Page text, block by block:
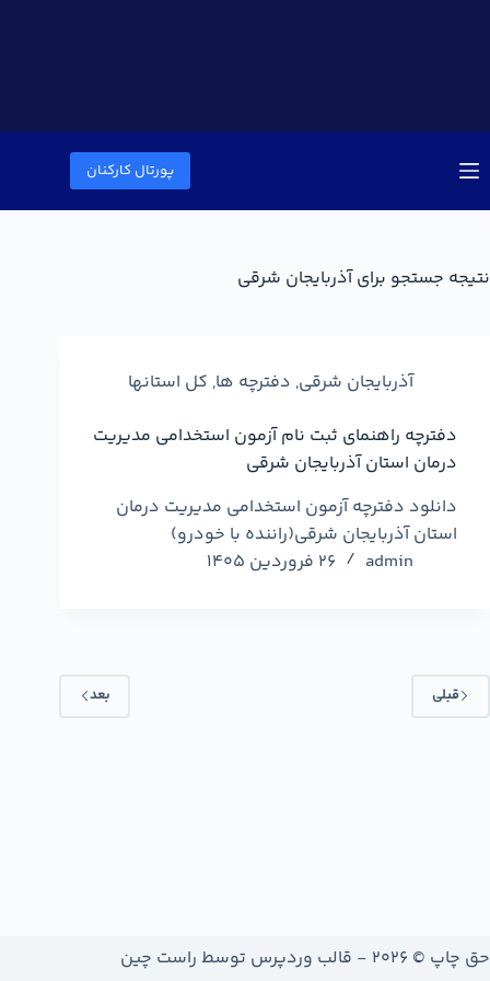
پورتال کارکنان
نتیجه جستجو برای آذربایجان شرقی
آذربایجان شرقی, دفترچه ها, کل استانها
دفترچه راهنمای ثبت نام آزمون استخدامی مدیریت
درمان استان آذربایجان شرقی
دانلود دفترچه آزمون استخدامی مدیریت درمان
استان آذربایجان شرقی(راننده با خودرو)
admin
26 فروردین 1405
قبلی بعد
حق چاپ © 2026 - قالب وردپرس توسط راست چین